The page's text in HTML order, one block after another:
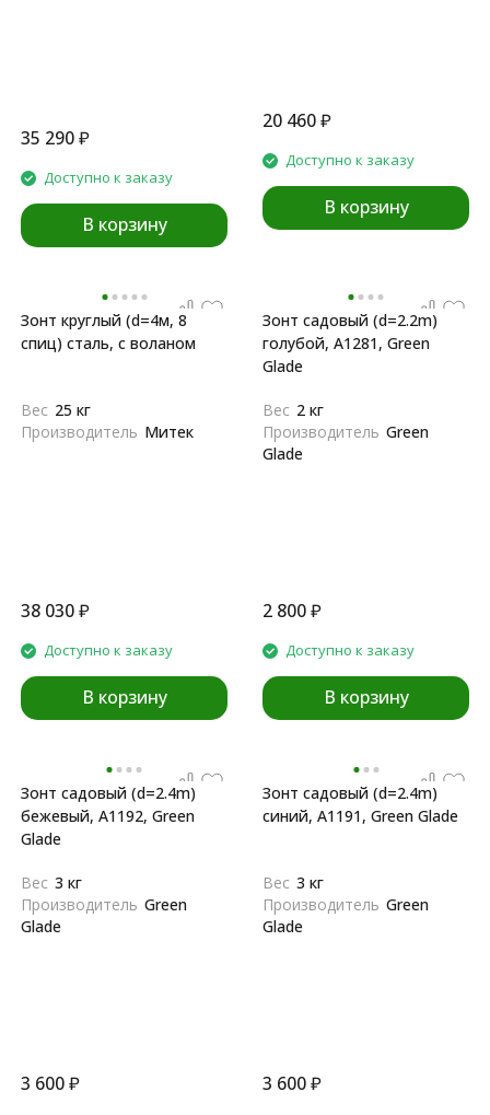
35 290₽
Доступно к заказу
В корзину
20 460₽
Доступно к заказу
В корзину
Зонт круглый (d=4м, 8
спиц) сталь, с воланом
Вес 25 кг
Производитель Митек
38 030₽
Доступно к заказу
В корзину
Зонт садовый (d=2.2m)
голубой, A1281, Green
Glade
Вес 2 кг
Производитель Green
Glade
2 800₽
Доступно к заказу
В корзину
Зонт садовый (d=2.4m)
бежевый, A1192, Green
Glade
Вес 3 кг
Производитель Green
Glade
3 600₽
Зонт садовый (d=2.4m)
синий, A1191, Green Glade
Вес 3 кг
Производитель Green
Glade
3 600₽